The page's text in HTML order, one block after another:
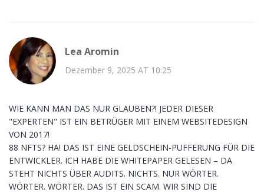
Lea Aromin
Dezember 9, 2025 AT 10:25
WIE KANN MAN DAS NUR GLAUBEN?! JEDER DIESER
"EXPERTEN" IST EIN BETRÜGER MIT EINEM WEBSITEDESIGN
VON 2017!
88 NFTS? HA! DAS IST EINE GELDSCHEIN-PUFFERUNG FÜR DIE
ENTWICKLER. ICH HABE DIE WHITEPAPER GELESEN – DA
STEHT NICHTS ÜBER AUDITS. NICHTS. NUR WÖRTER.
WÖRTER. WÖRTER. DAS IST EIN SCAM. WIR SIND DIE